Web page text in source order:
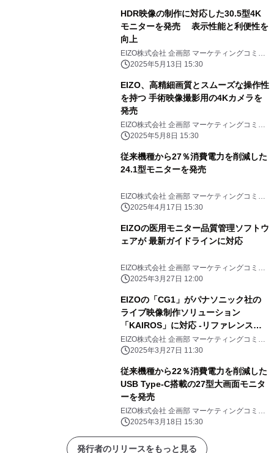
HDR映像の制作に対応した30.5型4K
モニターを発売 表示性能と利便性を
向上
EIZO株式会社 企画部 マーケティングコミュ
ニケーション課
2025年5月13日 15:30
EIZO、高精細画質とスムーズな操作性
を持つ 手術映像撮影用の4Kカメラを
発売
EIZO株式会社 企画部 マーケティングコミュ
ニケーション課
2025年5月8日 15:30
従来機種から27％消費電力を削減した
24.1型モニターを発売
EIZO株式会社 企画部 マーケティングコミュ
ニケーション課
2025年4月17日 15:30
EIZOの医用モニター品質管理ソフトウ
ェアが 最新ガイドラインに対応
EIZO株式会社 企画部 マーケティングコミュ
ニケーション課
2025年3月27日 12:00
EIZOの「CG1」がパナソニック社の
ライブ映像制作ソリューション
「KAIROS」に対応 -リファレンスモ
ニターとしては世界初-
EIZO株式会社 企画部 マーケティングコミュ
ニケーション課
2025年3月27日 11:30
従来機種から22％消費電力を削減した
USB Type-C搭載の27型大画面モニタ
ーを発売
EIZO株式会社 企画部 マーケティングコミュ
ニケーション課
2025年3月18日 15:30
発行者のリリースをもっと見る